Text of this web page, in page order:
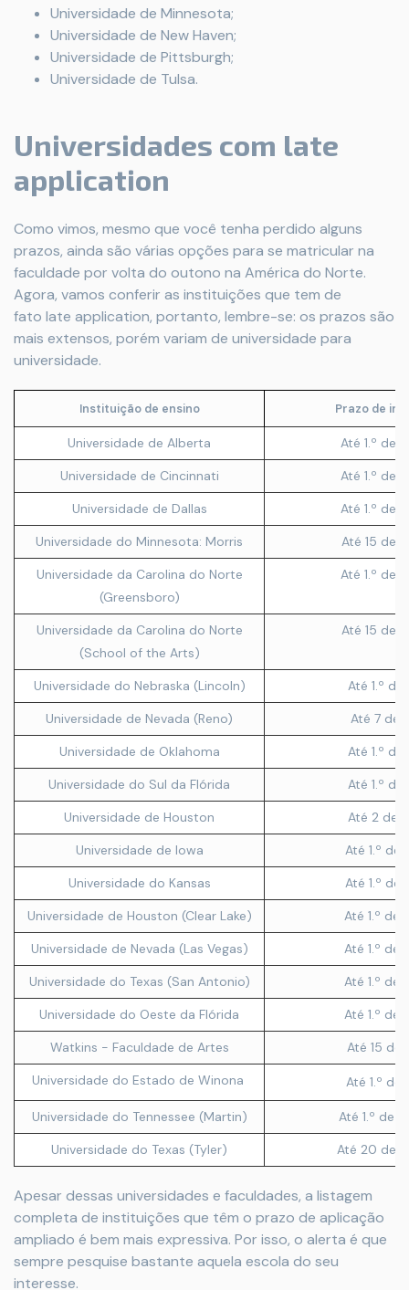
Universidade de Minnesota;
Universidade de New Haven;
Universidade de Pittsburgh;
Universidade de Tulsa.
Universidades com late
application
Como vimos, mesmo que você tenha perdido alguns
prazos, ainda são várias opções para se matricular na
faculdade por volta do outono na América do Norte.
Agora, vamos conferir as instituições que tem de
fato late application, portanto, lembre-se: os prazos são
mais extensos, porém variam de universidade para
universidade.
Instituição de ensino Prazo de
Universidade de Alberta
Até 1.º de
Universidade de Cincinnati
Até 1.º de
Universidade de Dallas
Até 1.º de
Universidade do Minnesota: Morris
Até 15 de
Universidade da Carolina do Norte
(Greensboro)
Até 1.º de
Universidade da Carolina do Norte
(School of the Arts)
Até 15 de
Universidade do Nebraska (Lincoln)
Até 1.º de
Universidade de Nevada (Reno)
Até 7 de
Universidade de Oklahoma
Até 1.º de
Universidade do Sul da Flórida
Até 1.º de
Universidade de Houston
Até 2 de
Universidade de Iowa
Até 1.º de
Universidade do Kansas
Até 1.º de
Universidade de Houston (Clear Lake)
Até 1.º de
Universidade de Nevada (Las Vegas)
Até 1.º de
Universidade do Texas (San Antonio)
Até 1.º de
Universidade do Oeste da Flórida
Até 1.º de
Watkins - Faculdade de Artes
Até 15 de
Universidade do Estado de Winona
Até 1.º de
Universidade do Tennessee (Martin)
Até 1.º de
Universidade do Texas (Tyler)
Até 20 de
Apesar dessas universidades e faculdades, a listagem
completa de instituições que têm o prazo de aplicação
ampliado é bem mais expressiva. Por isso, o alerta é que
sempre pesquise bastante aquela escola do seu
interesse.